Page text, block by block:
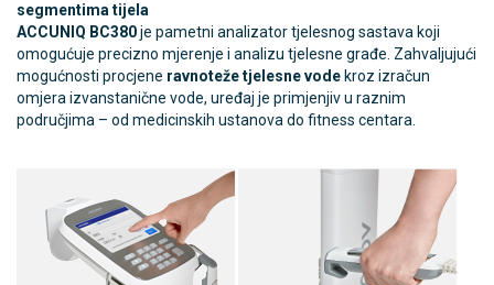
segmentima tijela
ACCUNIQ BC380je pametni analizator tjelesnog sastava koji
omogućuje precizno mjerenje i analizu tjelesne građe. Zahvaljujući
mogućnosti procjene ravnoteže tjelesne vode kroz izračun
omjera izvanstanične vode, uređaj je primjenjiv u raznim
područjima – od medicinskih ustanova do fitness centara.